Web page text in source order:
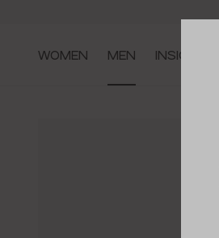
Zur Hauptnavigation springen
WOMEN MEN INSIGHTS